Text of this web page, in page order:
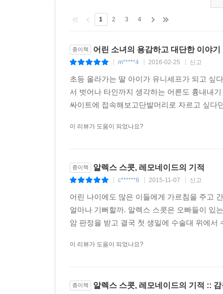
1 2 3 4
종이책 어린 소녀의 용감하고 대단한 이야기
m*****4 2016-02-25 신고
초등 올라가는 딸 아이가 유니세프가 되고 싶
서 벗어나 타인까지 생각하는 어른도 흉내내
싸이트에 접속해보고단발머리로 자르고 싶
이 리뷰가 도움이 되었나요?
종이책 알렉스 스콧, 레모네이드의 기적
c******6 2015-11-07 신고
어린 나이에도 많은 이들에게 가르침을 주고
얼마나 기뻐할까. 알렉스 스콧은 오빠들이 있
암 판정을 받고 결국 첫 생일에 수술대 위에
이 리뷰가 도움이 되었나요?
종이책 알렉스 스콧, 레모네이드의 기적 ::